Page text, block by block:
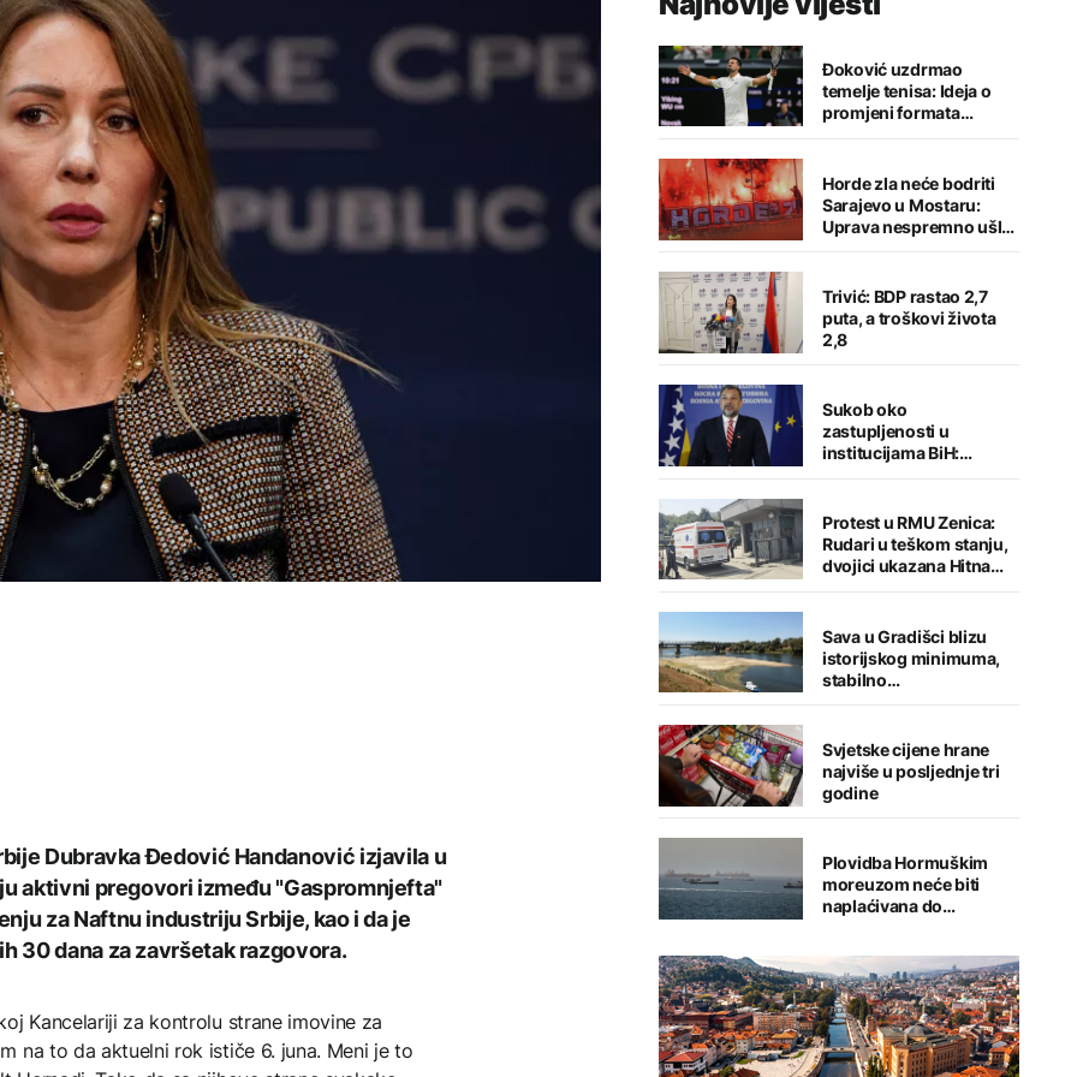
Dubravka Đedović Handanović izjavila u
aktivni pregovori između "Gaspromnjefta"
za Naftnu industriju Srbije, kao i da je
30 dana za završetak razgovora.
Kancelariji za kontrolu strane imovine za
na to da aktuelni rok ističe 6. juna. Meni je to
Đoković uzdrmao
temelje tenisa: Ideja o
promjeni formata
izazvala buru reakcija
Horde zla neće bodriti
Sarajevo u Mostaru:
Uprava nespremno ušla
u sezonu
Trivić: BDP rastao 2,7
puta, a troškovi života
2,8
Sukob oko
zastupljenosti u
institucijama BiH:
Konaković otvorio
odgovore
Protest u RMU Zenica:
Rudari u teškom stanju,
dvojici ukazana Hitna
medicinska pomoć
Sava u Gradišci blizu
istorijskog minimuma,
stabilno
vodosnabdijevanje
Svjetske cijene hrane
najviše u posljednje tri
godine
Plovidba Hormuškim
moreuzom neće biti
naplaćivana do